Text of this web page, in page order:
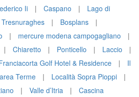
Ii | Caspano |
Lago di
Tresnuraghes | Bosplans
|
| mercure modena campogagliano
|
| Chiaretto | Ponticello | Laccio
|
Golf Hotel & Residence |
Il
Terme | Località Sopra Pioppi
|
| Valle d’Itria |
Cascina